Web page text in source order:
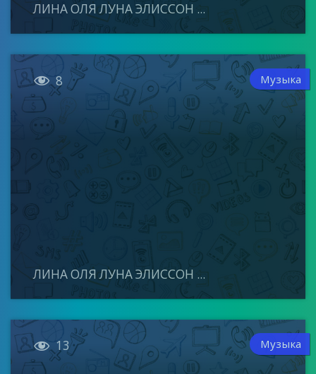
ЛИНА ОЛЯ ЛУНА ЭЛИССОН ...
 8 Музыка
ЛИНА ОЛЯ ЛУНА ЭЛИССОН ...
 13 Музыка